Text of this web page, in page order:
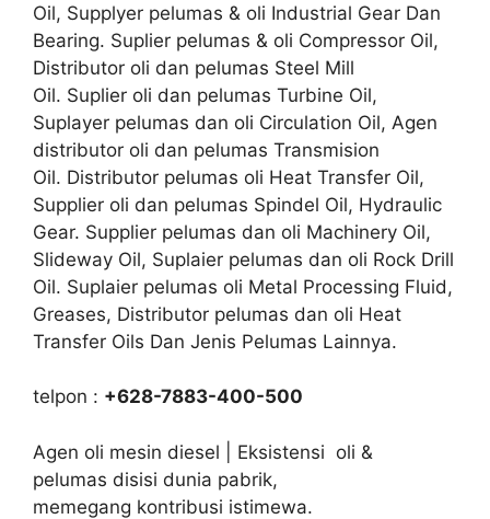
Oil, Supplyer pelumas & oli Industrial Gear Dan
Bearing. Suplier pelumas & oli Compressor Oil,
Distributor oli dan pelumas Steel Mill
Oil. Suplier oli dan pelumas Turbine Oil,
Suplayer pelumas dan oli Circulation Oil, Agen
distributor oli dan pelumas Transmision
Oil. Distributor pelumas oli Heat Transfer Oil,
Supplier oli dan pelumas Spindel Oil, Hydraulic
Gear. Supplier pelumas dan oli Machinery Oil,
Slideway Oil, Suplaier pelumas dan oli Rock Drill
Oil. Suplaier pelumas oli Metal Processing Fluid,
Greases, Distributor pelumas dan oli Heat
Transfer Oils Dan Jenis Pelumas Lainnya.
telpon : +628-7883-400-500
Agen oli mesin diesel | Eksistensi oli &
pelumas disisi dunia pabrik,
memegang kontribusi istimewa.